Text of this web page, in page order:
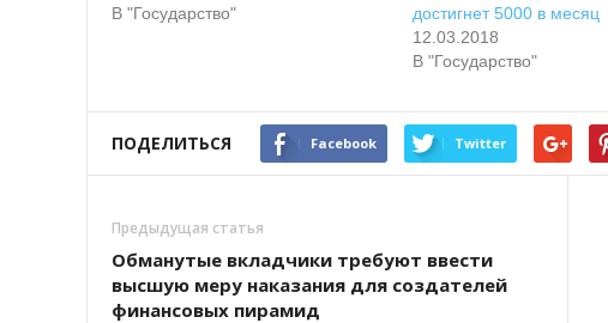
В "Государство"
достигнет 5000 в месяц
12.03.2018
В "Государство"
ПОДЕЛИТЬСЯ Facebook Twitter
Предыдущая статья
Обманутые вкладчики требуют ввести
высшую меру наказания для создателей
финансовых пирамид